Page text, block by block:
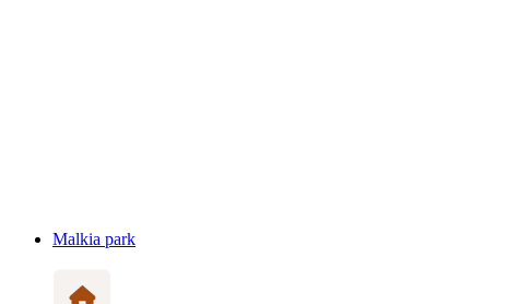
Malkia park